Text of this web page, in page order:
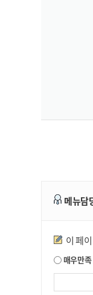
메뉴담
만족도조사
이 페
매우만족